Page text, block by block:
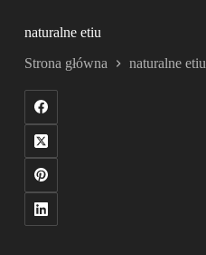
naturalne etiu
Strona główna naturalne etiu